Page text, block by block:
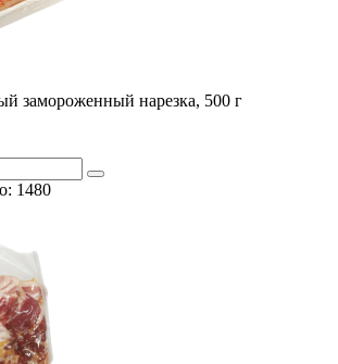
замороженный нарезка, 500 г
1480